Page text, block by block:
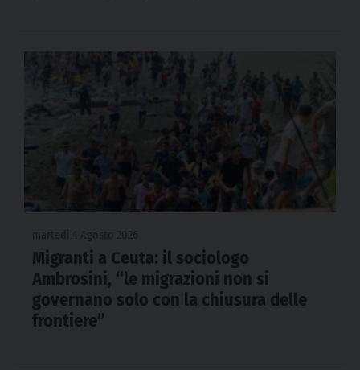
Migranti a Ceuta: il sociologo
Ambrosini, “le migrazioni non si
governano solo con la chiusura delle
frontiere”